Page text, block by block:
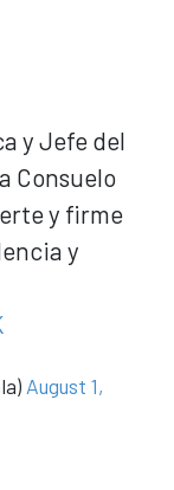
y Jefe del
Consuelo
y firme
y
August 1,